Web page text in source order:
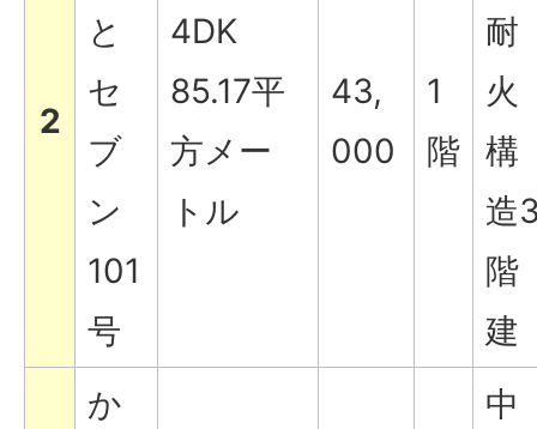
2
と
セ
ブ
ン
101
号
4DK
85.17平
方メー
トル
43,
000
1
階
耐
火
構
造
階
建
か
中